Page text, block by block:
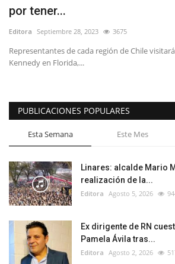
Espectáculos
por tener...
Editora Septiembre 28, 2023 3675
Representantes de cada región de Chile
Kennedy en Florida,...
PUBLICACIONES POPULARES
Esta Semana Este Mes
Linares: alcalde Mario
realización de la...
Editora Agosto 5, 2026
Ex dirigente de RN
Pamela Ávila tras...
Editora Agosto 2, 2026